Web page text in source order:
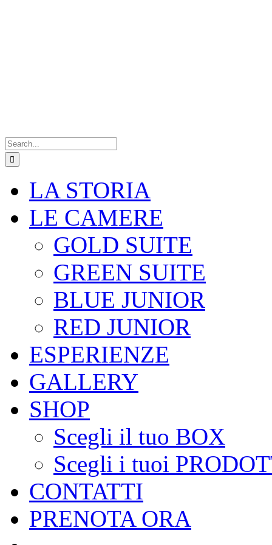
for:
LA STORIA
LE CAMERE
GOLD SUITE
GREEN SUITE
BLUE JUNIOR
RED JUNIOR
ESPERIENZE
GALLERY
SHOP
Scegli il tuo BOX
Scegli i tuoi
CONTATTI
PRENOTA ORA